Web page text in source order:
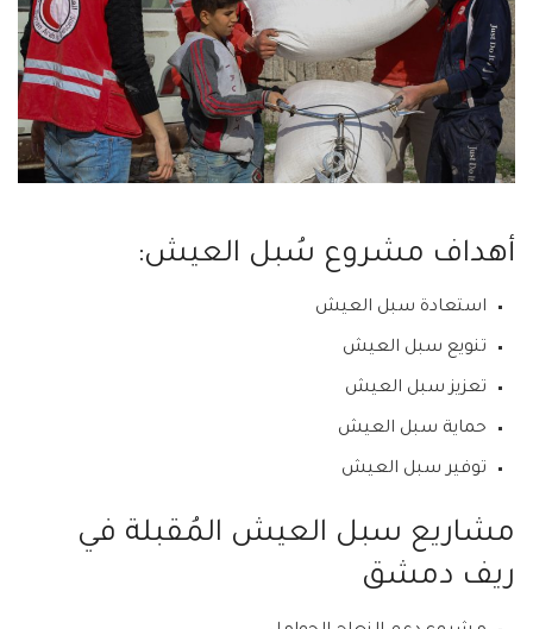
أهداف مشروع سُبل العيش:
استعادة سبل العيش
تنويع سبل العيش
تعزيز سبل العيش
حماية سبل العيش
توفير سبل العيش
مشاريع سبل العيش المُقبلة في
ريف دمشق